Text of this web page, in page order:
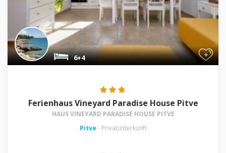
+
6+4
Ferienhaus Vineyard Paradise House Pitve
HAUS VINEYARD PARADISE HOUSE PITVE
Pitve - Privatunterkunft